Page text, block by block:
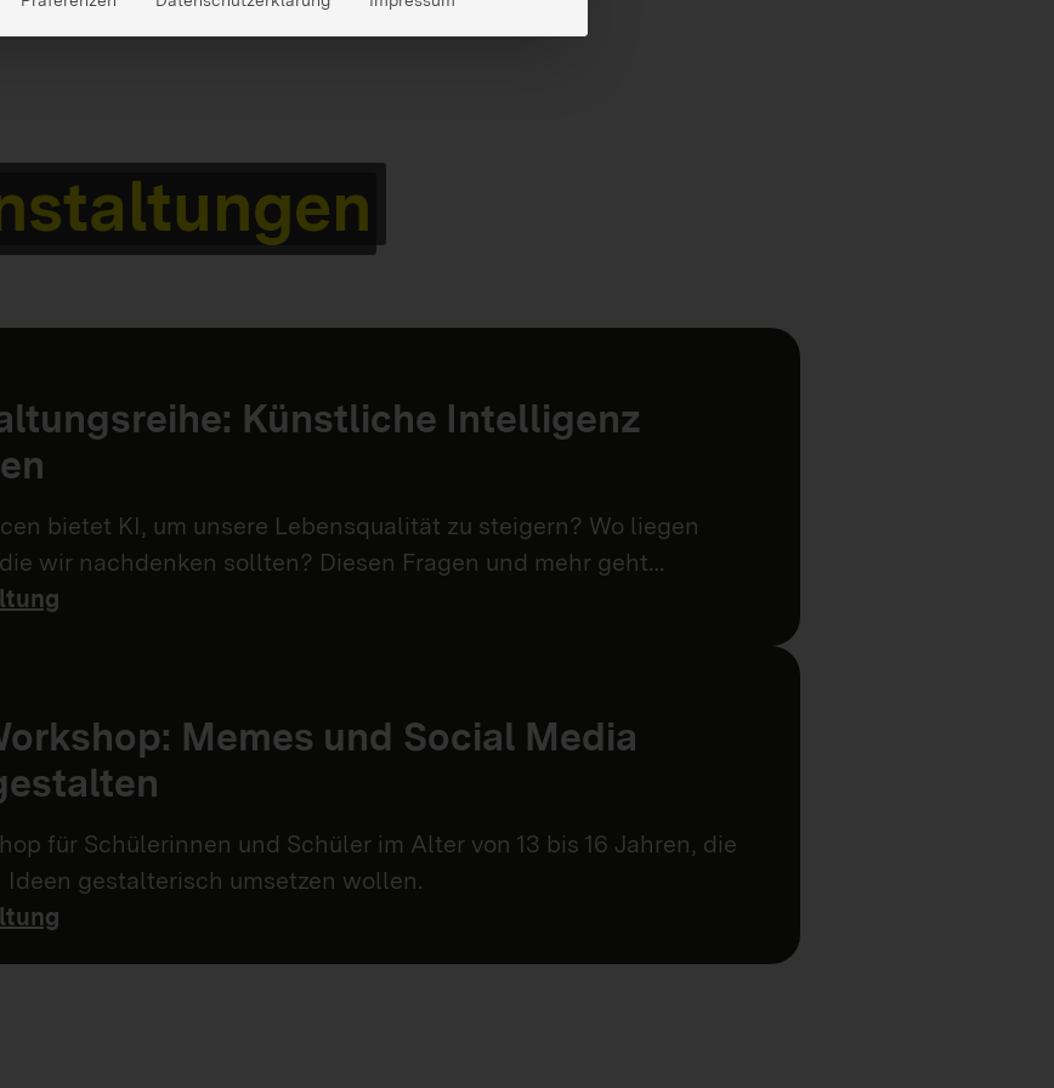
Künstliche Intelligenz
bietet KI, um unsere Lebensqualität zu steigern? Wo liegen
wir nachdenken sollten? Diesen Fragen und mehr geht…
Memes und Social Media
für Schülerinnen und Schüler im Alter von 13 bis 16 Jahren, die
Ideen gestalterisch umsetzen wollen.